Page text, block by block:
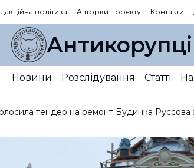
політика Авторки проєкту Контакти
Новини Розслідування Статті
тендер на ремонт Будинка Руссова